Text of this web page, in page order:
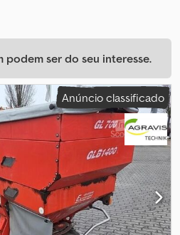
podem ser do seu interesse.
Anúncio classificado